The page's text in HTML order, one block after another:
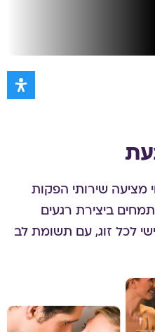
מציעה שירותי הפקות
ביצירת רגעים
לכל זוג, עם תשומת לב